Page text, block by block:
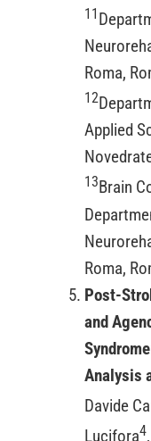
11
Roma,
12
Applied
13Brain
Roma,
Post-
and
Analysis
Davide
Lucifora4